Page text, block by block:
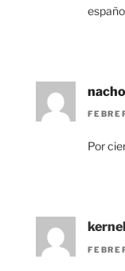
nacho
Por